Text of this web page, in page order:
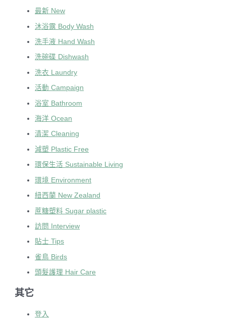
最新 New
沐浴露 Body Wash
洗手液 Hand Wash
洗碗碟 Dishwash
洗衣 Laundry
活動 Campaign
浴室 Bathroom
海洋 Ocean
清潔 Cleaning
減塑 Plastic Free
環保生活 Sustainable Living
環境 Environment
紐西蘭 New Zealand
蔗糖塑料 Sugar plastic
訪問 Interview
貼士 Tips
雀鳥 Birds
頭髮護理 Hair Care
其它
登入